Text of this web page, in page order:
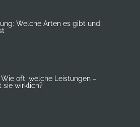
Welche Arten es gibt und
Wie oft, welche Leistungen –
sie wirklich?